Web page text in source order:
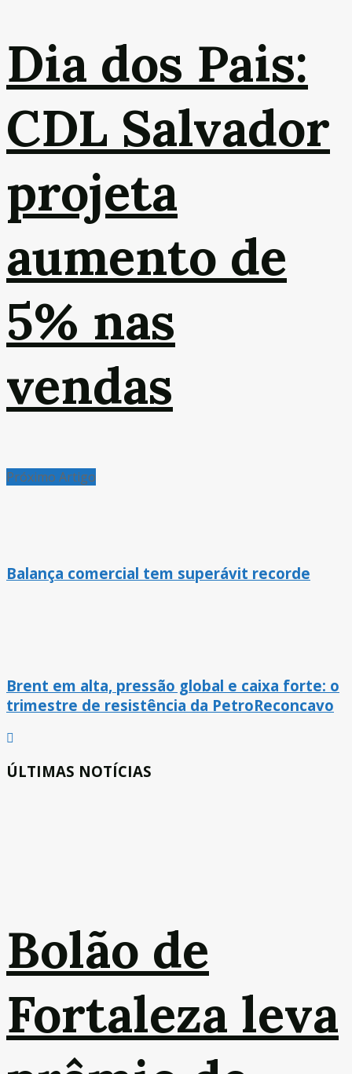
Dia dos Pais:
CDL Salvador
projeta
aumento de
5% nas
vendas
Próximo Artigo
Balança comercial tem superávit recorde
Brent em alta, pressão global e caixa forte: o
trimestre de resistência da PetroReconcavo
ÚLTIMAS NOTÍCIAS
Bolão de
Fortaleza leva